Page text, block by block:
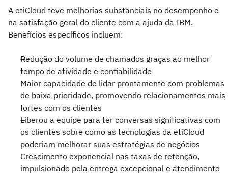
A etiCloud teve melhorias substanciais no desempenho e
na satisfação geral do cliente com a ajuda da IBM.
Benefícios específicos incluem:
Redução do volume de chamados graças ao melhor
tempo de atividade e confiabilidade
Maior capacidade de lidar prontamente com problemas
de baixa prioridade, promovendo relacionamentos mais
fortes com os clientes
Liberou a equipe para ter conversas significativas com
os clientes sobre como as tecnologias da etiCloud
poderiam melhorar suas estratégias de negócios
Crescimento exponencial nas taxas de retenção,
impulsionado pela entrega excepcional e atendimento